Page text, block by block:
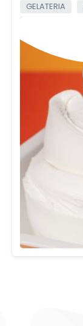
GELATERIA